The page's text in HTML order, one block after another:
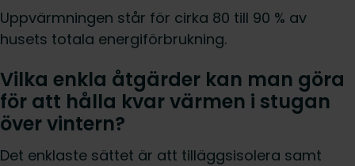
Uppvärmningen står för cirka 80 till 90 % av
husets totala energiförbrukning.
Vilka enkla åtgärder kan man göra
för att hålla kvar värmen i stugan
över vintern?
Det enklaste sättet är att tilläggsisolera samt